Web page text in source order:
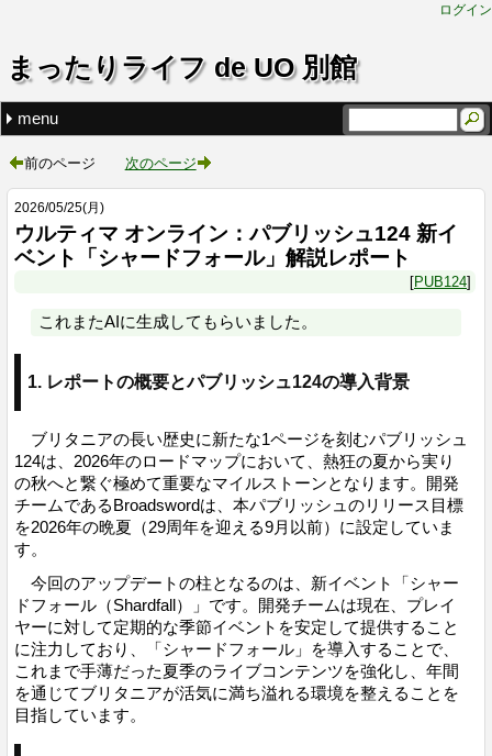
ログイン
まったりライフ de UO 別館
menu
前のページ 次のページ
2026/05/25(月)
ウルティマ オンライン：パブリッシュ124 新イ
ベント「シャードフォール」解説レポート
PUB124
これまたAIに生成してもらいました。
1. レポートの概要とパブリッシュ124の導入背景
ブリタニアの長い歴史に新たな1ページを刻むパブリッシュ
124は、2026年のロードマップにおいて、熱狂の夏から実り
の秋へと繋ぐ極めて重要なマイルストーンとなります。開発
チームであるBroadswordは、本パブリッシュのリリース目標
を2026年の晩夏（29周年を迎える9月以前）に設定していま
す。
今回のアップデートの柱となるのは、新イベント「シャー
ドフォール（Shardfall）」です。開発チームは現在、プレイ
ヤーに対して定期的な季節イベントを安定して提供すること
に注力しており、「シャードフォール」を導入することで、
これまで手薄だった夏季のライブコンテンツを強化し、年間
を通じてブリタニアが活気に満ち溢れる環境を整えることを
目指しています。